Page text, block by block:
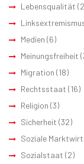
Lebensqualität
Medien (6)
Meinungsfreiheit
Migration (18)
Rechtsstaat (16)
Religion (3)
Sicherheit (32)
Soziale
Sozialstaat (2)